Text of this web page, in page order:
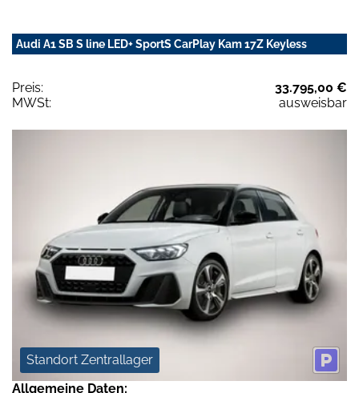
Audi A1 SB S line LED+ SportS CarPlay Kam 17Z Keyless
Preis:
33.795,00 €
MWSt:
ausweisbar
Standort Zentrallager
Allgemeine Daten: